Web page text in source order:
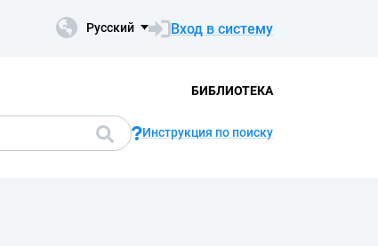
Русский Вход в систему
БИБЛИОТЕКА
Инструкция по поиску